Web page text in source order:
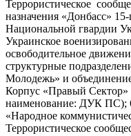
Террористическое
назначения «Донбасс»
Национальной гвардии
Украинское
освободительное
структурные
Молодежь» и
Корпус «Правый Сектор»
наименование: ДУК ПС);
«Народное
Террористическое